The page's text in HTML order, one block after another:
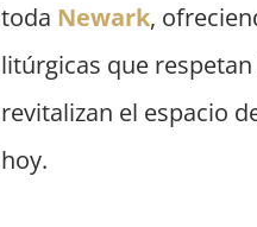
toda Newark,
litúrgicas que
revitalizan el espacio
hoy.